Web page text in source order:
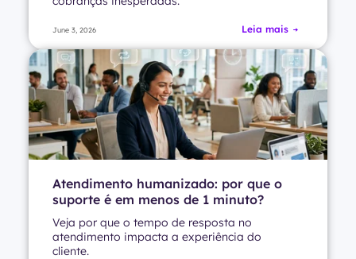
June 3, 2026 Leia mais
Atendimento humanizado: por que o
suporte é em menos de 1 minuto?
Veja por que o tempo de resposta no
atendimento impacta a experiência do
cliente.